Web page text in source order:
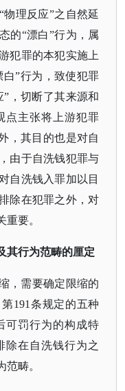
理反应”之自然延
的“漂白”行为，属
犯罪的本犯实施上
白”行为，致使犯罪
，切断了其来源和
点主张将上游犯罪
，其目的也是对自
由于自洗钱犯罪与
自洗钱入罪加以目
除在犯罪之外，对
要。
其行为范畴的厘定
，需要确定限缩的
191条规定的五种
可罚行为的构成特
除在自洗钱行为之
畴。